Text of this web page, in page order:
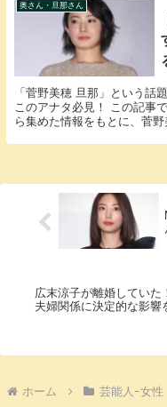
奥さん・旦那さん
「菅野美穂 旦那」という話
このアナタ必見！ この記事
ら集めた情報をもとに、菅
広末涼子が離婚していた
夫婦関係に決定的な影響
ホーム 芸能人ｰ女性